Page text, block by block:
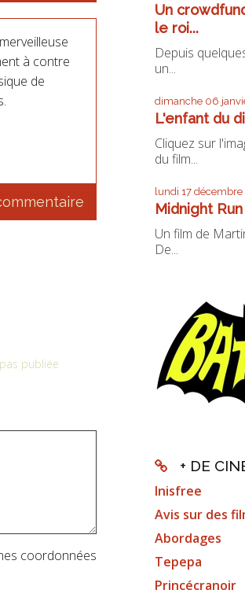
à contre
de
publiée
coordonnées
Un
le roi...
Depuis
un...
dimanche 06
L'enfant du
Cliquez sur
du film...
lundi 17 décembre
Midnight Run
Un film de
De...
+ DE
Inisfree
Avis sur des
Abordages
Tepepa
Princécranoir